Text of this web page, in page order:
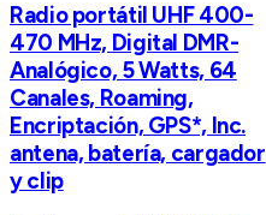
Radio portátil UHF 400-
470 MHz, Digital DMR-
Analógico, 5 Watts, 64
Canales, Roaming,
Encriptación, GPS*, Inc.
antena, batería, cargador
y clip